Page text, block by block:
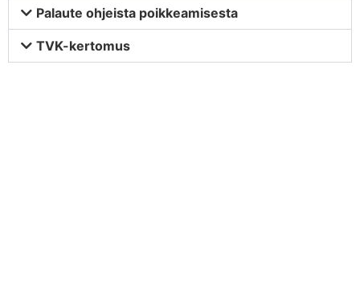
Palaute ohjeista poikkeamisesta
TVK-kertomus